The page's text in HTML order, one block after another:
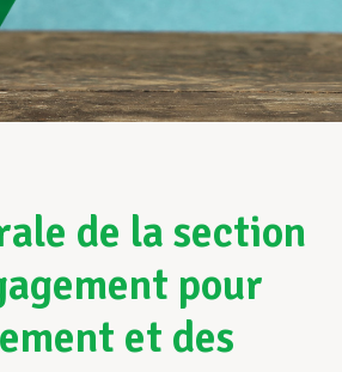
de la section
pour
et des